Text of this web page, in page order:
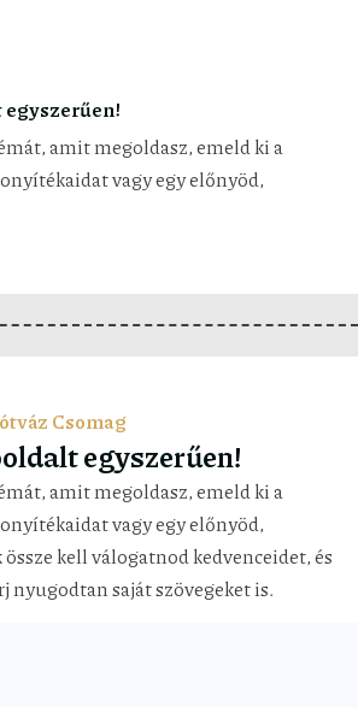
amit megoldasz, emeld ki a
vagy egy előnyöd,
Csomag
egyszerűen!
amit megoldasz, emeld ki a
vagy egy előnyöd,
kell válogatnod kedvenceidet, és
nyugodtan saját szövegeket is.